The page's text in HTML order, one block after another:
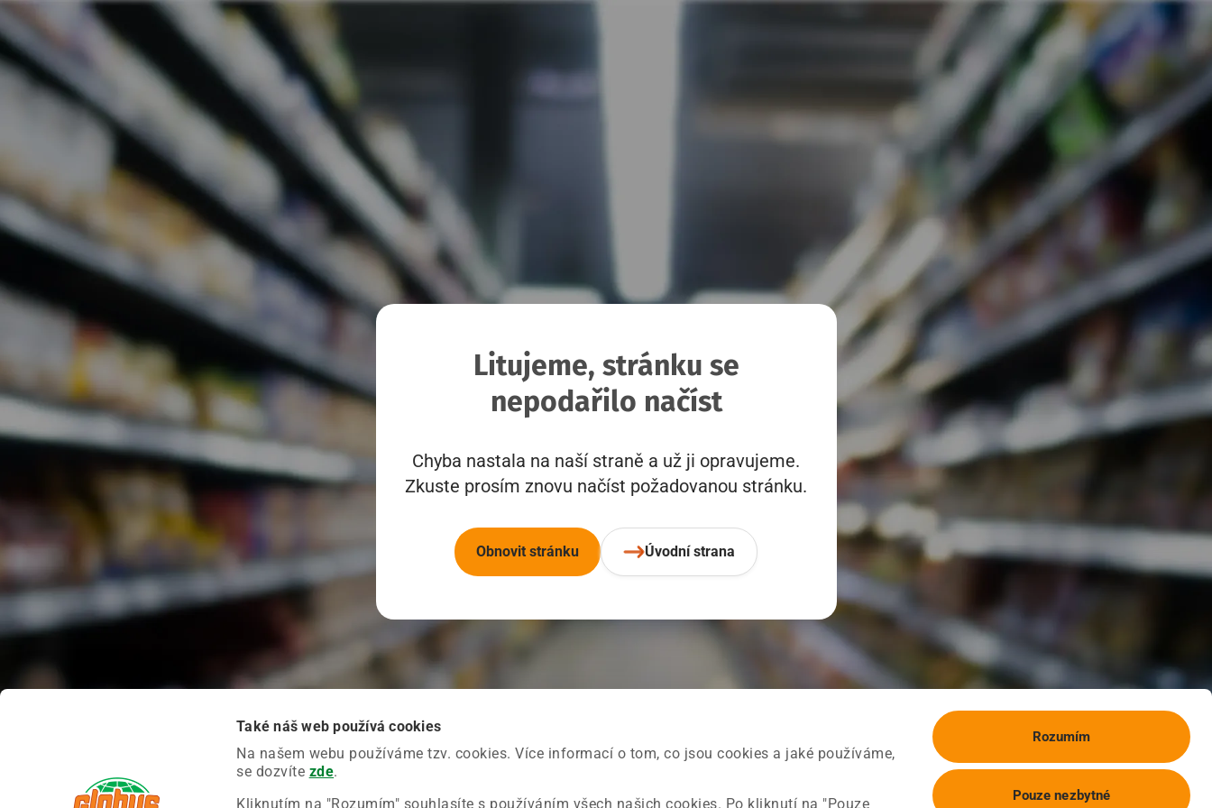
Také náš web používá cookies
Na našem webu používáme tzv. cookies. Více informací o tom, co jsou cookies a jaké používáme,
se dozvíte zde.
Kliknutím na "Rozumím" souhlasíte s používáním všech našich cookies. Po kliknutí na "Pouze
Rozumím
Pouze nezbytné
Litujeme, stránku se
nepodařilo načíst
Chyba nastala na naší straně a už ji opravujeme.
Zkuste prosím znovu načíst požadovanou stránku.
Obnovit stránku Úvodní strana